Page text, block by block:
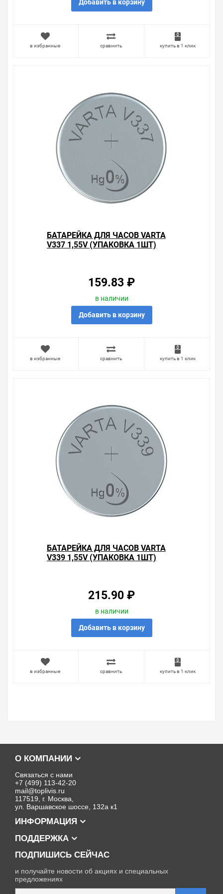
Наличие Батарейка для часов VARTA V379 1,55V
менеджера. Также можно получить консультацию по
тому, что мы продаем, узнать преимущества
конкретного товара, получить информацию об
Свяжитесь с нами любым способом, который для вас
наиболее удобен. С удовольствием ответим на все
Добавить в корзину
в избранные сравнить купить в 1 клик
БАТАРЕЙКА ДЛЯ ЧАСОВ VARTA
V337 1,55V (УПАКОВКА 1ШТ)
159.83 ₽
в наличии
Добавить в корзину
в избранные сравнить купить в 1 клик
БАТАРЕЙКА ДЛЯ ЧАСОВ VARTA
V339 1,55V (УПАКОВКА 1ШТ)
215.90 ₽
в наличии
Добавить в корзину
в избранные сравнить купить в 1 клик
О КОМПАНИИ
Связаться с нами
+7 (499) 113-42-20
mail@toplivis.ru
117519, г. Москва,
ул. Варшавское шоссе, 132а к1
ИНФОРМАЦИЯ
ПОДДЕРЖКА
ПОДПИШИСЬ СЕЙЧАС
и получайте новости об акциях и специальных
предложениях